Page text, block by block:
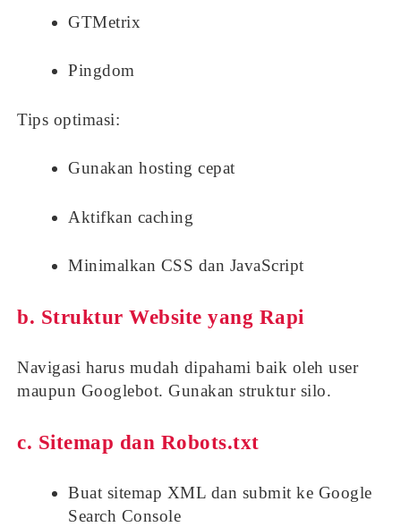
GTMetrix
Pingdom
Tips optimasi:
Gunakan hosting cepat
Aktifkan caching
Minimalkan CSS dan JavaScript
b. Struktur Website yang Rapi
Navigasi harus mudah dipahami baik oleh user
maupun Googlebot. Gunakan struktur silo.
c. Sitemap dan Robots.txt
Buat sitemap XML dan submit ke Google
Search Console